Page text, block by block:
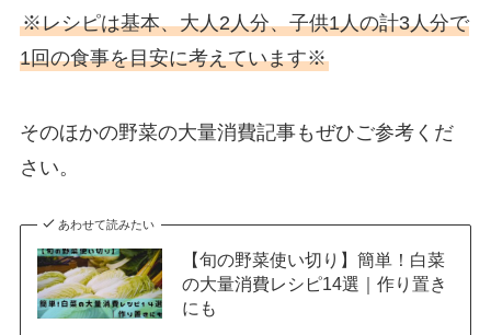
※レシピは基本、大人2人分、子供1人の計3人分で
1回の食事を目安に考えています※
そのほかの野菜の大量消費記事もぜひご参考くだ
さい。
あわせて読みたい
【旬の野菜使い切り】簡単！白菜
の大量消費レシピ14選｜作り置き
にも